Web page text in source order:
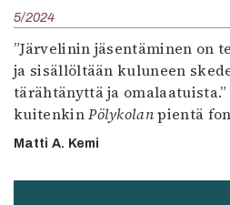
5/2024
”Järvelinin jäsentäminen on
ja sisällöltään kuluneen
tärähtänyttä ja omalaatuista.”
kuitenkinPölykolanpientä
Matti A. Kemi